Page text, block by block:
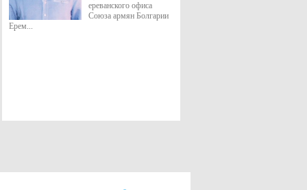
ереванского офиса
Союза армян Болгарии
Ерем...